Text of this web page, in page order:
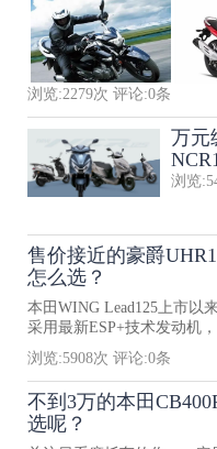
浏览:2279次 评论:0条
万元
浏览:
售价接近的豪爵
怎么选？
本田WING Lead125上市以
采用最新ESP+技术发动机
浏览:5908次 评论:0条
不到3万的本田
选呢？